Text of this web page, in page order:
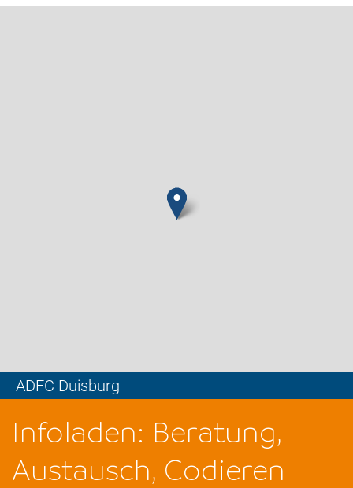
ADFC Duisburg
Infoladen: Beratung,
Austausch, Codieren